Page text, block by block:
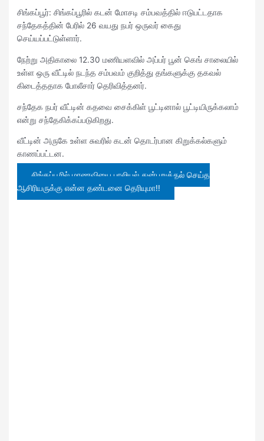
சிங்கப்பூர்: சிங்கப்பூரில் கடன் மோசடி சம்பவத்தில் ஈடுபட்டதாக
சந்தேகத்தின் பேரில் 26 வயது நபர் ஒருவர் கைது
செய்யப்பட்டுள்ளார்.
நேற்று அதிகாலை 12.30 மணியளவில் அப்பர் பூன் கெங் சாலையில்
உள்ள ஒரு வீட்டில் நடந்த சம்பவம் குறித்து தங்களுக்கு தகவல்
கிடைத்ததாக போலீசார் தெரிவித்தனர்.
சந்தேக நபர் வீட்டின் கதவை சைக்கிள் பூட்டினால் பூட்டியிருக்கலாம்
என்று சந்தேகிக்கப்படுகிறது.
வீட்டின் அருகே உள்ள சுவரில் கடன் தொடர்பான கிறுக்கல்களும்
காணப்பட்டன.
சிங்கப்பூரில் மாணவியை பாலியல் துன்புறுத்தல் செய்த
ஆசிரியருக்கு என்ன தண்டனை தெரியுமா!!